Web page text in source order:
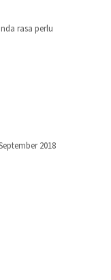
rasa perlu
2018